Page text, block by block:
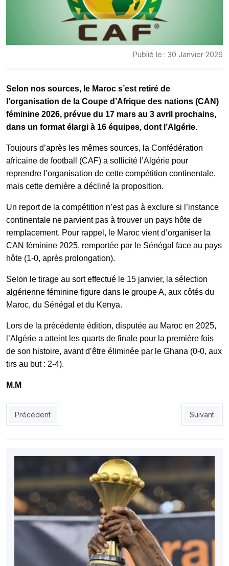
Publié le : 30 Janvier 2026
Selon nos sources, le Maroc s’est retiré de
l’organisation de la Coupe d’Afrique des nations (CAN)
féminine 2026, prévue du 17 mars au 3 avril prochains,
dans un format élargi à 16 équipes, dont l’Algérie.
Toujours d’après les mêmes sources, la Confédération
africaine de football (CAF) a sollicité l’Algérie pour
reprendre l’organisation de cette compétition continentale,
mais cette dernière a décliné la proposition.
Un report de la compétition n’est pas à exclure si l’instance
continentale ne parvient pas à trouver un pays hôte de
remplacement. Pour rappel, le Maroc vient d’organiser la
CAN féminine 2025, remportée par le Sénégal face au pays
hôte (1-0, après prolongation).
Selon le tirage au sort effectué le 15 janvier, la sélection
algérienne féminine figure dans le groupe A, aux côtés du
Maroc, du Sénégal et du Kenya.
Lors de la précédente édition, disputée au Maroc en 2025,
l’Algérie a atteint les quarts de finale pour la première fois
de son histoire, avant d’être éliminée par le Ghana (0-0, aux
tirs au but : 2-4).
M.M
Article précédent : CAF : Sadi critique la commission
Précédent Article
Suivant